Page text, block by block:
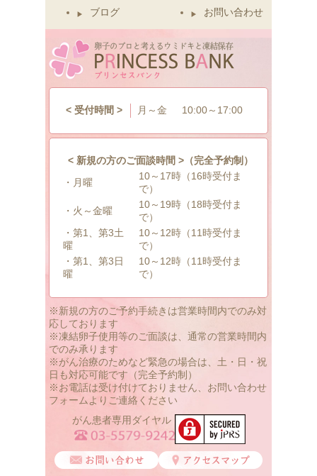
ブログ
お問い合わせ
< 受付時間 > 月～金 10:00～17:00
< 新規の方のご面談時間 >（完全予約制）
・月曜
10～17時（16時受付ま
で）
・火～金曜
10～19時（18時受付ま
で）
・第1、第3土
曜
10～12時（11時受付ま
で）
・第1、第3日
曜
10～12時（11時受付ま
で）
※新規の方のご予約手続きは営業時間内でのみ対
応しております
※凍結卵子使用等のご面談は、通常の営業時間内
でのみ承ります
※がん治療のためなど緊急の場合は、土・日・祝
日も対応可能です（完全予約制）
※お電話は受け付けておりません、お問い合わせ
フォームよりご連絡ください
がん患者専用ダイヤル